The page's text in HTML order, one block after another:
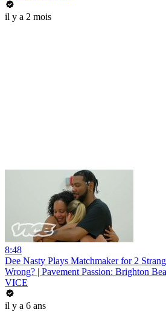
il y a 2 mois
8:48
Dee Nasty Plays Matchmaker for 2
Wrong? | Pavement Passion: Brighton
VICE
il y a 6 ans